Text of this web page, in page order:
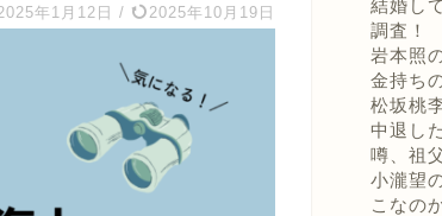
年1月12日 / 2025年10月19日
結婚し
調査！
岩本照
金持ち
松坂桃
中退し
噂、祖
小瀧望
こなの